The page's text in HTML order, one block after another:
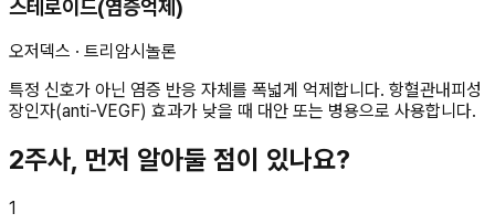
스테로이드(염증억제)
오저덱스 · 트리암시놀론
특정 신호가 아닌 염증 반응 자체를 폭넓게 억제합니다. 항혈관내피성
장인자(anti-VEGF) 효과가 낮을 때 대안 또는 병용으로 사용합니다.
2주사, 먼저 알아둘 점이 있나요?
1